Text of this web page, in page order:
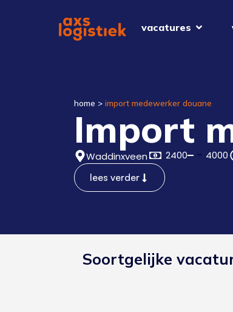
vacatures
home > import medewerker douane
Import
Waddinxveen 2400 4000
lees verder
Soortgelijke